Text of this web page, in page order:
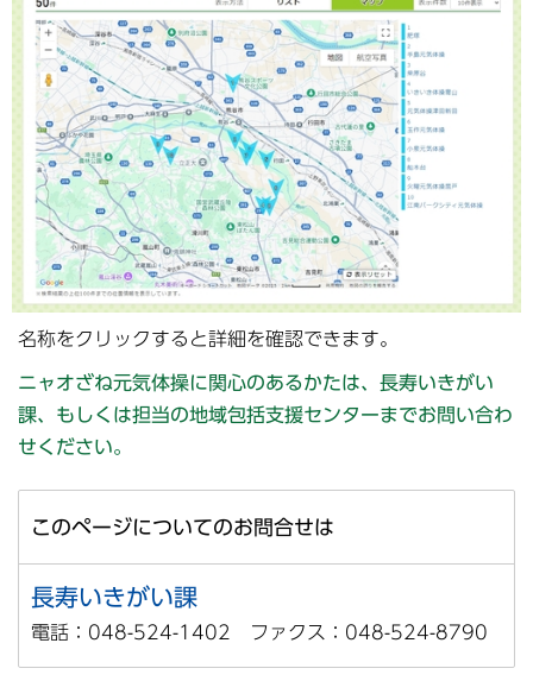
名称をクリックすると詳細を確認できます。
ニャオざね元気体操に関心のあるかたは、長寿いきがい
課、もしくは担当の地域包括支援センターまでお問い合わ
せください。
このページについてのお問合せは
長寿いきがい課
電話：048-524-1402 ファクス：048-524-8790